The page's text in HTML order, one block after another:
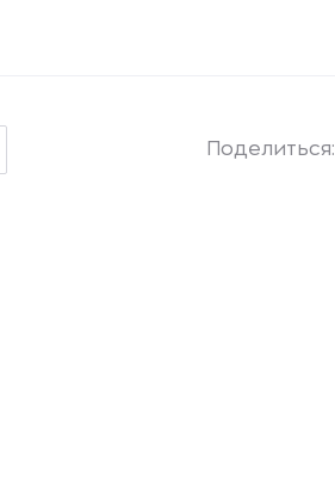
Поделиться: